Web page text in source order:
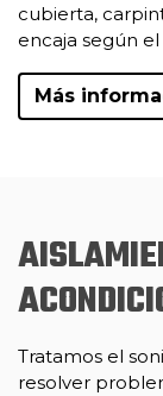
cubierta,
encaja según
Más
Tratamos el
resolver